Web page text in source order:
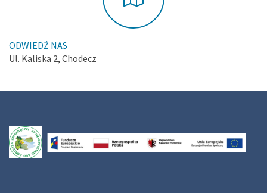
ODWIEDŹ NAS
Ul. Kaliska 2, Chodecz